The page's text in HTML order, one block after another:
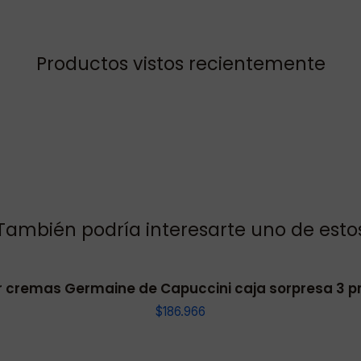
Productos vistos recientemente
podría interesarte uno de
cremas Germaine de Capuccini caja sorpresa 3
$186.966